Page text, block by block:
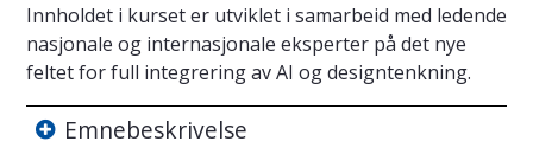
Innholdet i kurset er utviklet i samarbeid med ledende
nasjonale og internasjonale eksperter på det nye
feltet for full integrering av AI og designtenkning.
Emnebeskrivelse